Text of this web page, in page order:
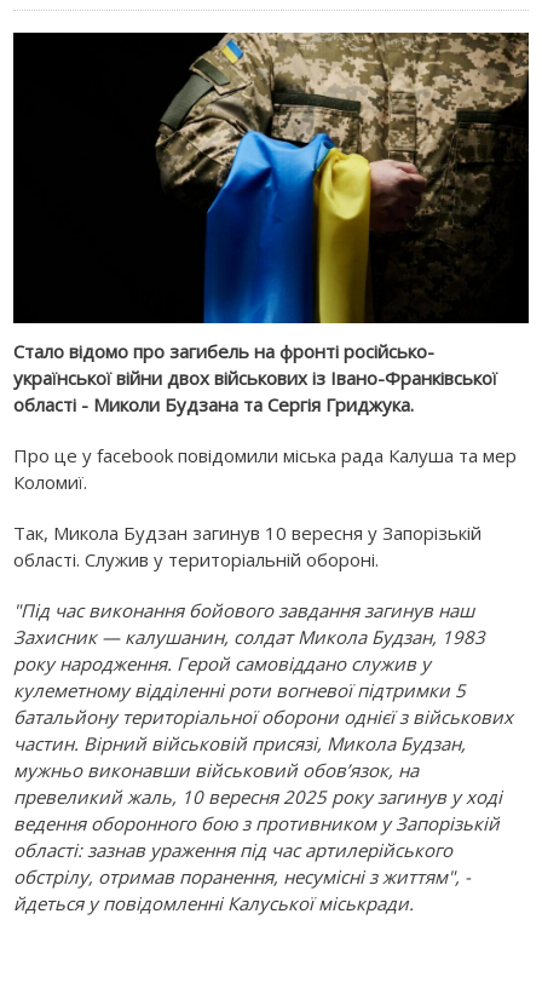
Стало відомо про загибель на фронті російсько-
української війни двох військових із Івано-Франківської
області - Миколи Будзана та Сергія Гриджука.
Про це у facebook повідомили міська рада Калуша та мер
Коломиї.
Так, Микола Будзан загинув 10 вересня у Запорізькій
області. Служив у територіальній обороні.
"Під час виконання бойового завдання загинув наш
Захисник — калушанин, солдат Микола Будзан, 1983
року народження. Герой самовіддано служив у
кулеметному відділенні роти вогневої підтримки 5
батальйону територіальної оборони однієї з військових
частин. Вірний військовій присязі, Микола Будзан,
мужньо виконавши військовий обов’язок, на
превеликий жаль, 10 вересня 2025 року загинув у ході
ведення оборонного бою з противником у Запорізькій
області: зазнав ураження під час артилерійського
обстрілу, отримав поранення, несумісні з життям", -
йдеться у повідомленні Калуської міськради.